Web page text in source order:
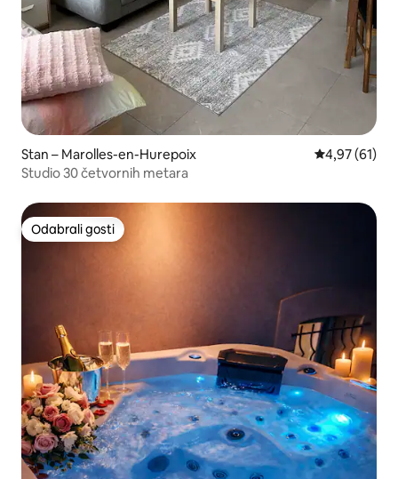
Stan – Marolles-en-Hurepoix Prosječna
4,97 (61)
Studio 30 četvornih metara
Odabrali gosti
Odabrali gosti